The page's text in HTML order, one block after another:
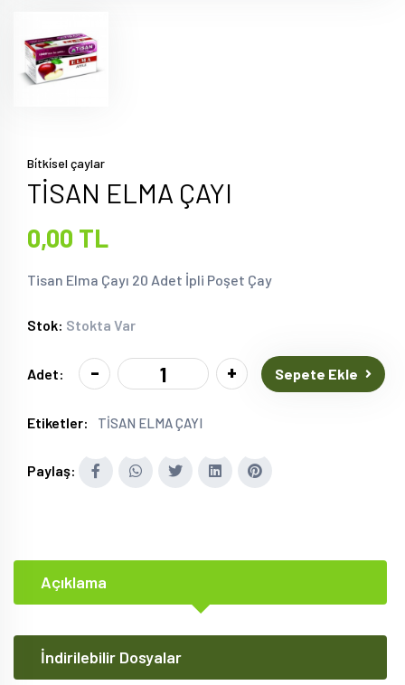
Bi̇tki̇sel çaylar
TİSAN ELMA ÇAYI
0,00 TL
Tisan Elma Çayı 20 Adet İpli Poşet Çay
Stok: Stokta Var
Adet: - + Sepete Ekle
Etiketler: TİSAN ELMA ÇAYI
Paylaş:
Açıklama
İndirilebilir Dosyalar